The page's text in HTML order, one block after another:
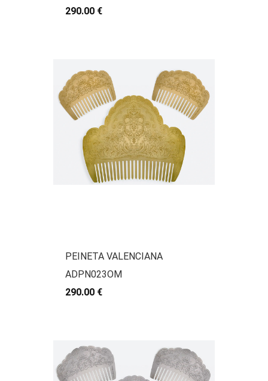
290.00 €
PEINETA VALENCIANA
ADPN023OM
290.00 €